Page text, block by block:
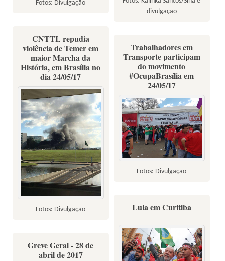
divulgação
Fotos: Divulgação
CNTTL repudia
violência de Temer em
maior Marcha da
História, em Brasília no
dia 24/05/17
Fotos: Divulgação
Trabalhadores em
Transporte participam
do movimento
#OcupaBrasília em
24/05/17
Fotos: Divulgação
Lula em Curitiba
Greve Geral - 28 de
abril de 2017